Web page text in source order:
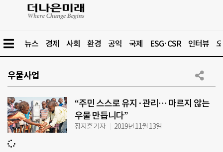
뉴스 경제 사회 환경 공익 국제 ESG·CSR 인터뷰
우물사업
“주민 스스로 유지·관리… 마르지 않는
우물 만듭니다”
장지훈 기자 2019년 11월 13일